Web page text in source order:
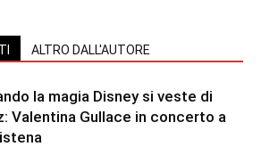
ALTRO DALL'AUTORE
la magia Disney si veste di
Valentina Gullace in concerto a